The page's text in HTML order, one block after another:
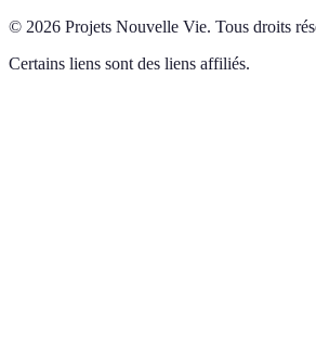
© 2026 Projets Nouvelle Vie. Tous droits
Certains liens sont des liens affiliés.